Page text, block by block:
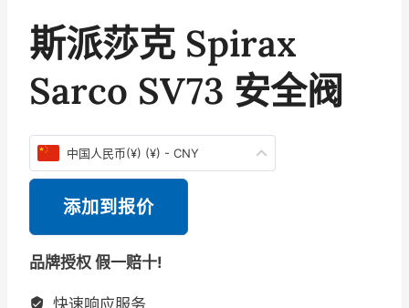
斯派莎克 Spirax
Sarco SV73 安全阀
中国人民币(¥) (¥) - CNY
添加到报价
品牌授权 假一赔十!
快速响应服务